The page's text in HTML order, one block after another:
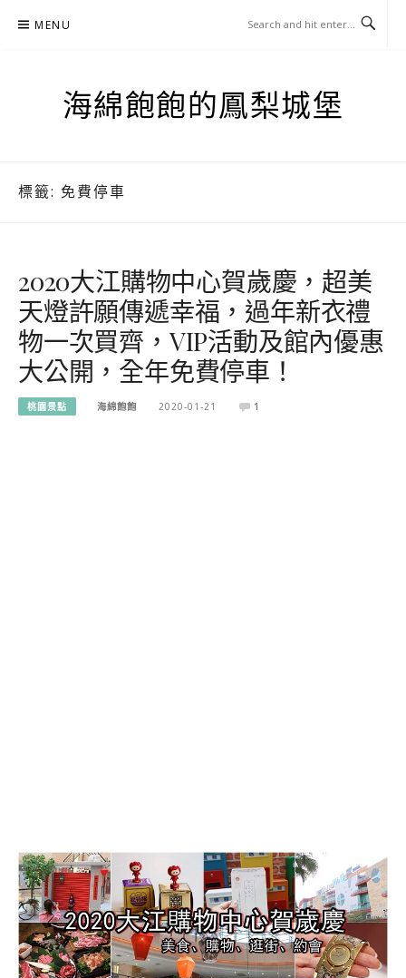
MENU
海綿飽飽的鳳梨城堡
標籤: 免費停車
2020大江購物中心賀歲慶，超美
天燈許願傳遞幸福，過年新衣禮
物一次買齊，VIP活動及館內優惠
大公開，全年免費停車！
桃園景點 海綿飽飽 2020-01-21 1